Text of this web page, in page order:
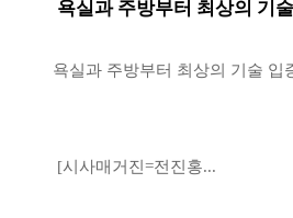
욕실과 주방부터 최상의 기술 입
[시사매거진=전진홍...